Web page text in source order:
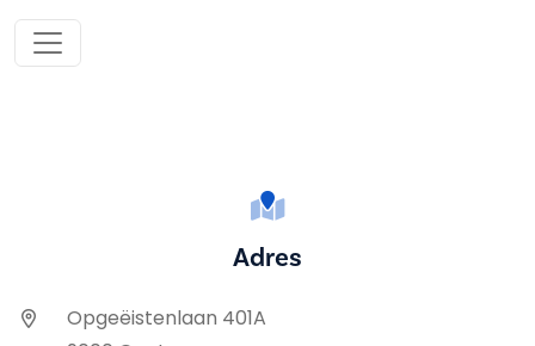
Adres
Opgeëistenlaan 401A